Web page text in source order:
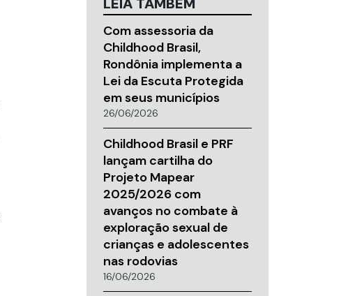
Com assessoria da
Childhood Brasil,
Rondônia implementa a
Lei da Escuta Protegida
em seus municípios
26/06/2026
Childhood Brasil e PRF
lançam cartilha do
Projeto Mapear
2025/2026 com
avanços no combate à
exploração sexual de
crianças e adolescentes
nas rodovias
16/06/2026